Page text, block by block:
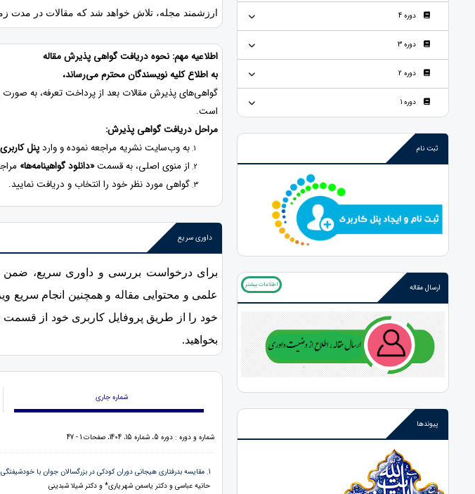
دوره 4
دوره 3
دوره 2
دوره 1
ثبت نام
ارسال مقاله اطلاعات بیشتر
پیوندها
ارزشمند مجله، تلاش خواهد شد که مقالات در مدت
اطلاعیه مهم: نحوه دریافت گواهی پذیرش مقاله
به اطلاع کلیه نویسندگان محترم می‌رساند،
گواهی‌های پذیرش مقالات بعد از پرداخت تعرفه، به صورت
است.
مراحل دریافت گواهی پذیرش:
به وب‌سایت نشریه مراجعه نموده و واردپنل کاربری
از منوی اصلی، به قسمت«دانلود گواهینامه‌ها»
گواهی مورد نظر خود را انتخاب و دریافت نمایید.
داوری سریع
برای درخواست بررسی و داوری سریع، ضمن
علمی و محتوایی مقاله و همچنین انجام سریع
خود را از طریق پروفایل کاربری خود از قسمت
بخواهید.
شماره جاری
شماره و دوره : دوره 5، شماره 15، 1404، صفحات 1 - 47
1. مقایسه بدرفتاری هیجانی دوران کودکی در بزرگسالان جوان با خودشیفتگی بزرگ منشانه و آسیب پذیر
حانیه عباسی و دکتر یاسمن شهریاری* و دکتر شیلا شبدینی